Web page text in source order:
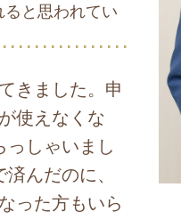
と思われてい
きました。申
使えなくな
っしゃいまし
んだのに、
った方もいら